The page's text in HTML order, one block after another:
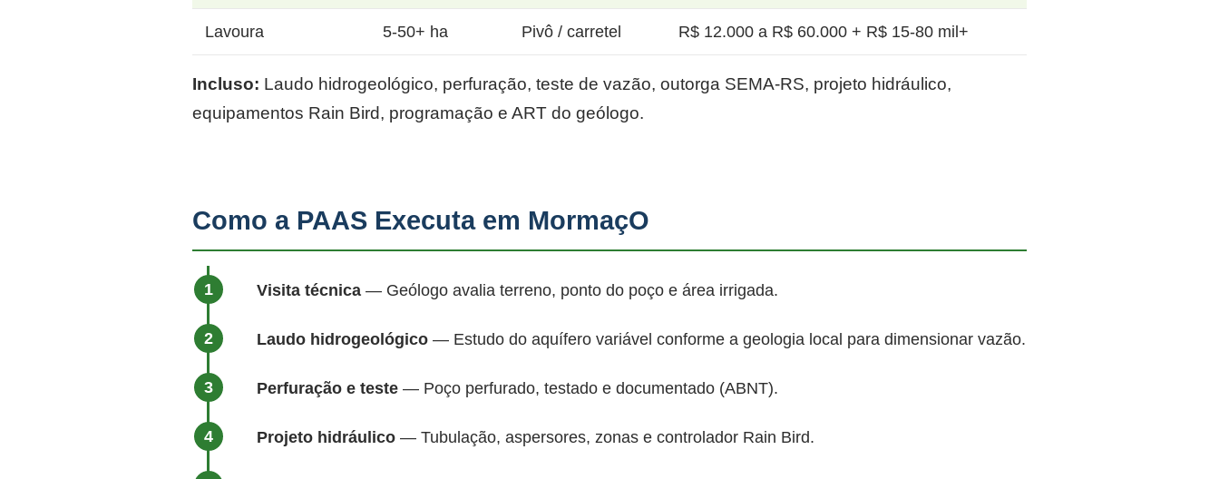
Lavoura 5-50+ ha Pivô / carretel R$ 12.000 a R$ 60.000 + R$ 15-80 mil+
Incluso: Laudo hidrogeológico, perfuração, teste de vazão, outorga SEMA-RS, projeto hidráulico,
equipamentos Rain Bird, programação e ART do geólogo.
Como a PAAS Executa em MormaçO
Visita técnica — Geólogo avalia terreno, ponto do poço e área irrigada.
Laudo hidrogeológico — Estudo do aquífero variável conforme a geologia local para dimensionar vazão.
Perfuração e teste — Poço perfurado, testado e documentado (ABNT).
Projeto hidráulico — Tubulação, aspersores, zonas e controlador Rain Bird.